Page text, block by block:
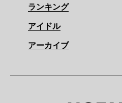
ランキング
アイドル
アーカイブ